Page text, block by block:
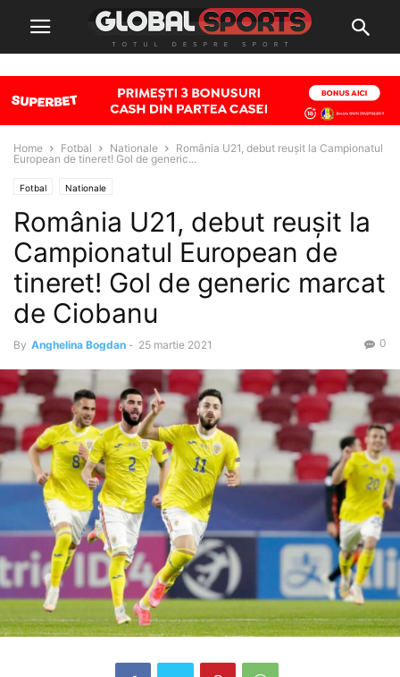
Home Fotbal Nationale
România U21, debut reușit la Campionatul
European de tineret! Gol de generic...
Fotbal Nationale
România U21, debut reușit la
Campionatul European de
tineret! Gol de generic marcat
de Ciobanu
By Anghelina Bogdan - 25 martie 2021 0